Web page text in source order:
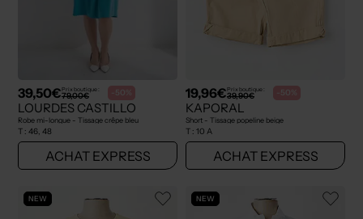
39,50€Prix boutique :
79,00€ -50%
LOURDES CASTILLO
Robe mi-longue - Tissage crêpe bleu
T : 46, 48
ACHAT EXPRESS
19,96€Prix boutique :
39,90€ -50%
KAPORAL
Short - Tissage popeline beige
T : 10 A
ACHAT EXPRESS
NEW NEW